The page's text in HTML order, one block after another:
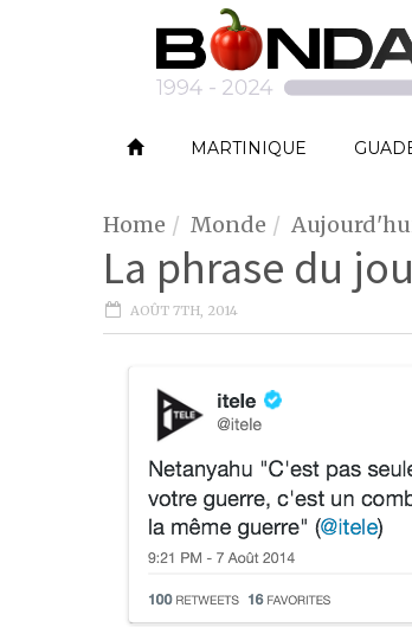
MARTINIQUE
Home Monde
La phrase du
AOÛT 7TH, 2014